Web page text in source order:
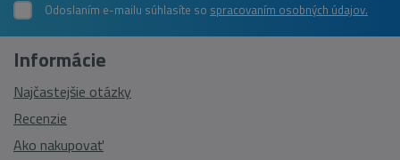
Odoslaním e-mailu súhlasíte so spracovaním osobných údajov.
Informácie
Najčastejšie otázky
Recenzie
Ako nakupovať